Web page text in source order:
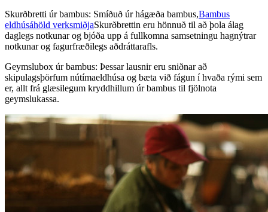
Skurðbretti úr bambus: Smíðuð úr hágæða bambus,Bambus
eldhúsáhöld verksmiðjaSkurðbrettin eru hönnuð til að þola álag
daglegs notkunar og bjóða upp á fullkomna samsetningu hagnýtrar
notkunar og fagurfræðilegs aðdráttarafls.
Geymslubox úr bambus: Þessar lausnir eru sniðnar að
skipulagsþörfum nútímaeldhúsa og bæta við fágun í hvaða rými sem
er, allt frá glæsilegum kryddhillum úr bambus til fjölnota
geymslukassa.